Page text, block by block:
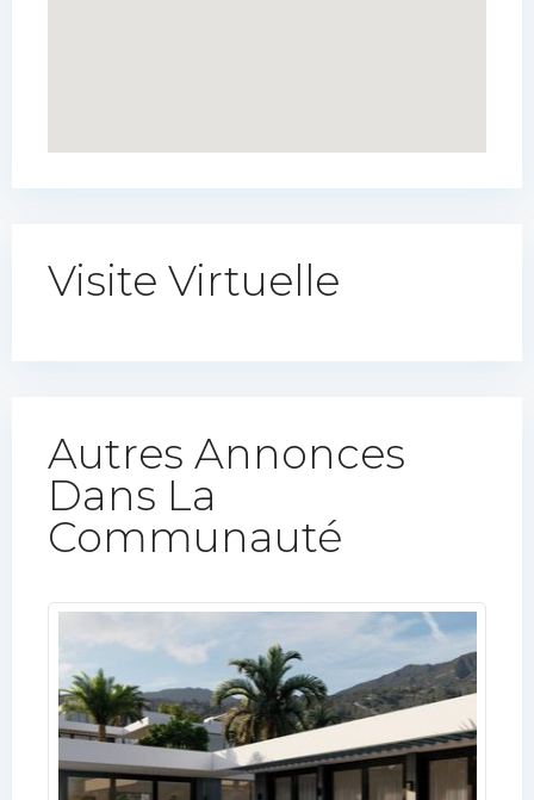
Visite Virtuelle
Autres Annonces
Dans La
Communauté​